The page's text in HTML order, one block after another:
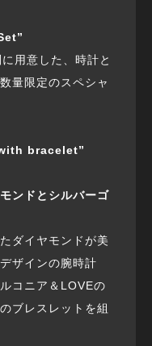
用意した、時計と
量限定のスペシャ
bracelet”
ンドとシルバーゴ
ダイヤモンドが美
ザインの腕時計
コニア＆LOVEの
ブレスレットを組